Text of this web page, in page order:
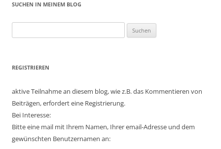
SUCHEN IN MEINEM BLOG
nach:
REGISTRIEREN
aktive Teilnahme an diesem blog, wie z.B. das Kommentieren von
Beiträgen, erfordert eine Registrierung.
Bei Interesse:
Bitte eine mail mit Ihrem Namen, Ihrer email-Adresse und dem
gewünschten Benutzernamen an: